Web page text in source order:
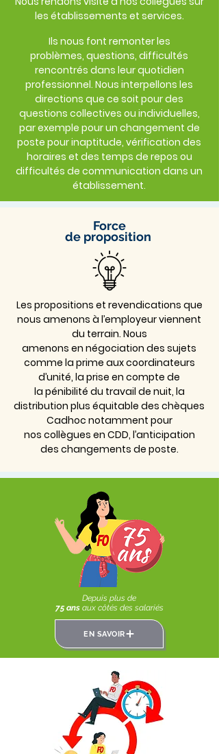
les établissements et services.
Ils nous font remonter les
problèmes, questions, difficultés
rencontrés dans leur quotidien
professionnel. Nous interpellons les
directions que ce soit pour des
questions collectives ou individuelles,
par exemple pour un changement de
poste pour inaptitude, vérification des
horaires et des temps de repos ou
difficultés de communication dans un
établissement.
Force
de proposition
Les propositions et revendications que
nous amenons à l’employeur viennent
du terrain. Nous
amenons en négociation des sujets
comme la prime aux coordinateurs
d’unité, la prise en compte de
la pénibilité du travail de nuit, la
distribution plus équitable des chèques
Cadhoc notamment pour
nos collègues en CDD, l’anticipation
des changements de poste.
Depuis plus de
75 ansaux côtés des salariés
EN SAVOIR